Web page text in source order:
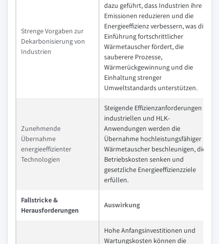
Strenge Vorgaben zur
Dekarbonisierung von
Industrien
dazu geführt, dass Industrien ihre
Emissionen reduzieren und die
Energieeffizienz verbessern, was die
Einführung fortschrittlicher
Wärmetauscher fördert, die
sauberere Prozesse,
Wärmerückgewinnung und die
Einhaltung strenger
Umweltstandards unterstützen.
Zunehmende
Übernahme
energieeffizienter
Technologien
Steigende Effizienzanforderungen in
industriellen und HLK-
Anwendungen werden die
Übernahme hochleistungsfähiger
Wärmetauscher beschleunigen, die
Betriebskosten senken und
gesetzliche Energieeffizienzziele
erfüllen.
Fallstricke &
Herausforderungen
Auswirkung
Hohe Anfangsinvestitionen und
Wartungskosten können die